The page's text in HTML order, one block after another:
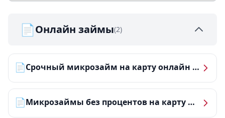
📄Онлайн займы(2)
📄 Срочный микрозайм на карту онлайн — получить деньги за 5 минут
📄 Микрозаймы без процентов на карту — ТОП-10 за 2026 год